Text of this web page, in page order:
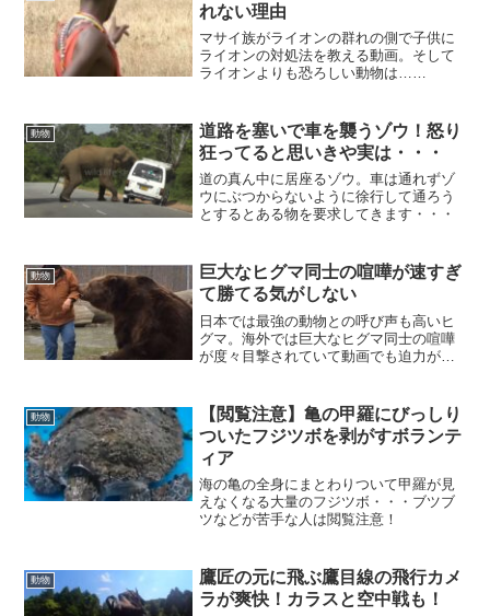
れない理由
マサイ族がライオンの群れの側で子供に
ライオンの対処法を教える動画。そして
ライオンよりも恐ろしい動物は……
動物
道路を塞いで車を襲うゾウ！怒り
狂ってると思いきや実は・・・
道の真ん中に居座るゾウ。車は通れずゾ
ウにぶつからないように徐行して通ろう
とするとある物を要求してきます・・・
動物
巨大なヒグマ同士の喧嘩が速すぎ
て勝てる気がしない
日本では最強の動物との呼び声も高いヒ
グマ。海外では巨大なヒグマ同士の喧嘩
が度々目撃されていて動画でも迫力がわ
動物
【閲覧注意】亀の甲羅にびっしり
ついたフジツボを剥がすボランテ
ィア
海の亀の全身にまとわりついて甲羅が見
えなくなる大量のフジツボ・・・ブツブ
ツなどが苦手な人は閲覧注意！
動物
鷹匠の元に飛ぶ鷹目線の飛行カメ
ラが爽快！カラスと空中戦も！